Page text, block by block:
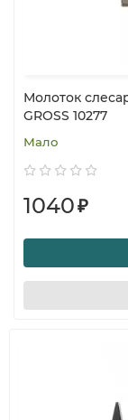
Молоток
GROSS 10277
Мало
1040₽